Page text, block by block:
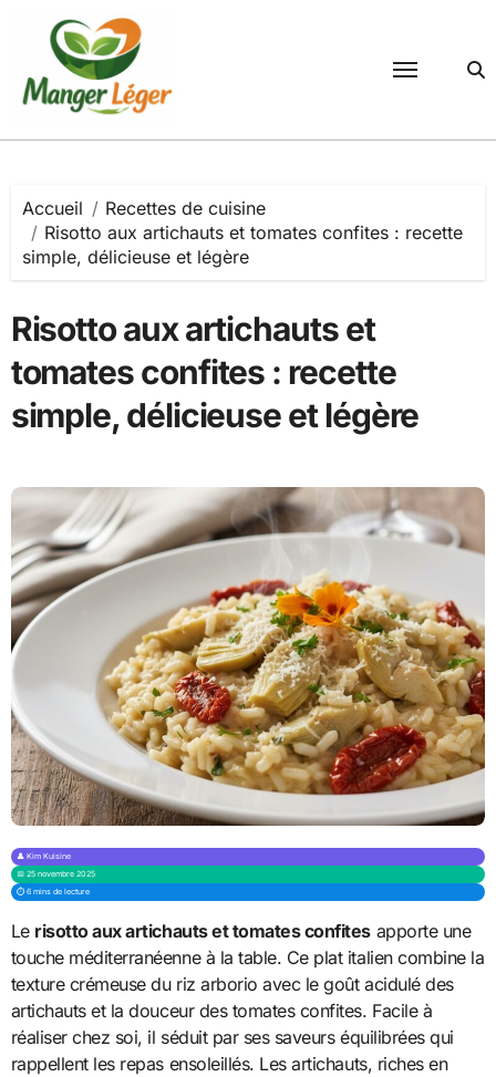
contenu
Accueil
Recettes de cuisine
Risotto aux artichauts et tomates confites : recette
simple, délicieuse et légère
Risotto aux artichauts et
tomates confites : recette
simple, délicieuse et légère
👤 Kim Kuisine
📅 25 novembre 2025
⏱️ 6 mins de lecture
Le risotto aux artichauts et tomates confites apporte une
touche méditerranéenne à la table. Ce plat italien combine la
texture crémeuse du riz arborio avec le goût acidulé des
artichauts et la douceur des tomates confites. Facile à
réaliser chez soi, il séduit par ses saveurs équilibrées qui
rappellent les repas ensoleillés. Les artichauts, riches en